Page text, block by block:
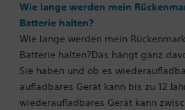
Wie lange werden mein
Batterie halten?
Wie lange werden mein
Batterie halten?Das hängt ganz
Sie haben und ob es
aufladbares Gerät kann bis zu 12
wiederaufladbares Gerät kann